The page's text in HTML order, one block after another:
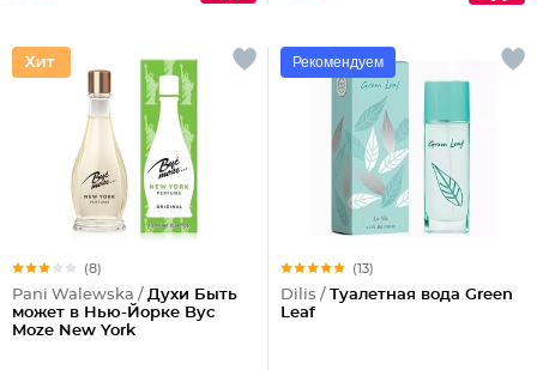
(8)
Pani Walewska / Духи Быть
может в Нью-Йорке Byc
Moze New York
Рекомендуем
(13)
Dilis / Туалетная вода Green
Leaf